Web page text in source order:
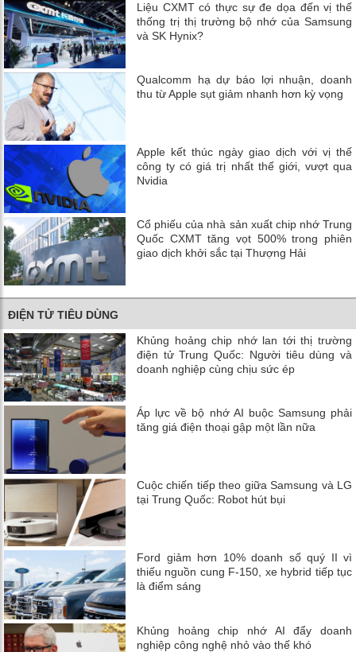
Liệu CXMT có thực sự đe dọa đến vị thế
thống trị thị trường bộ nhớ của Samsung
và SK Hynix?
Qualcomm hạ dự báo lợi nhuận, doanh
thu từ Apple sụt giảm nhanh hơn kỳ vọng
Apple kết thúc ngày giao dịch với vị thế
công ty có giá trị nhất thế giới, vượt qua
Nvidia
Cổ phiếu của nhà sản xuất chip nhớ Trung
Quốc CXMT tăng vọt 500% trong phiên
giao dịch khởi sắc tại Thượng Hải
ĐIỆN TỬ TIÊU DÙNG
Khủng hoảng chip nhớ lan tới thị trường
điện tử Trung Quốc: Người tiêu dùng và
doanh nghiệp cùng chịu sức ép
Áp lực về bộ nhớ AI buộc Samsung phải
tăng giá điện thoại gập một lần nữa
Cuộc chiến tiếp theo giữa Samsung và LG
tại Trung Quốc: Robot hút bụi
Ford giảm hơn 10% doanh số quý II vì
thiếu nguồn cung F-150, xe hybrid tiếp tục
là điểm sáng
Khủng hoảng chip nhớ AI đẩy doanh
nghiệp công nghệ nhỏ vào thế khó